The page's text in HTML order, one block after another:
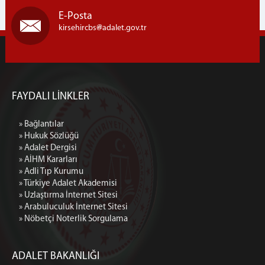
3.ASLİYE HUKUK MAHKEMESİ
4.ASLİYE HUKUK MAHKEMESİ
SATIŞ MEMURLUĞU
2.SULH HUKUK MAHKEMESİ
İCRA CEZA-HUKUK MAHKEMESİ
1.İNFAZ HÂKİMLİĞİ
2.İNFAZ HÂKİMLİĞİ
SULH CEZA HAKİMLİĞİ
Adliyemiz
LOJMAN-MİSAFİRHANE
E-Posta
kirsehircbs adalet.gov.tr
FAYDALI LİNKLER
» Bağlantılar
» Hukuk Sözlüğü
» Adalet Dergisi
» AİHM Kararları
» Adli Tıp Kurumu
» Türkiye Adalet Akademisi
» Uzlaştırma İnternet Sitesi
» Arabuluculuk İnternet Sitesi
» Nöbetçi Noterlik Sorgulama
ADALET BAKANLIĞI